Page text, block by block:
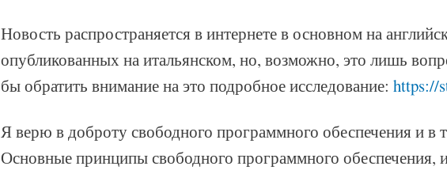
Новость распространяется в интернете в основном на
опубликованных на итальянском, но, возможно, это лишь
бы обратить внимание на это подробное исследование: https://
Я верю в доброту свободного программного обеспечения и в
Основные принципы свободного программного обеспечения,